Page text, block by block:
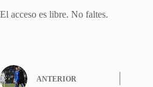
El acceso es libre. No faltes.
ANTERIOR